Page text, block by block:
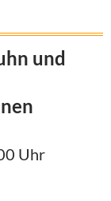
und
Uhr